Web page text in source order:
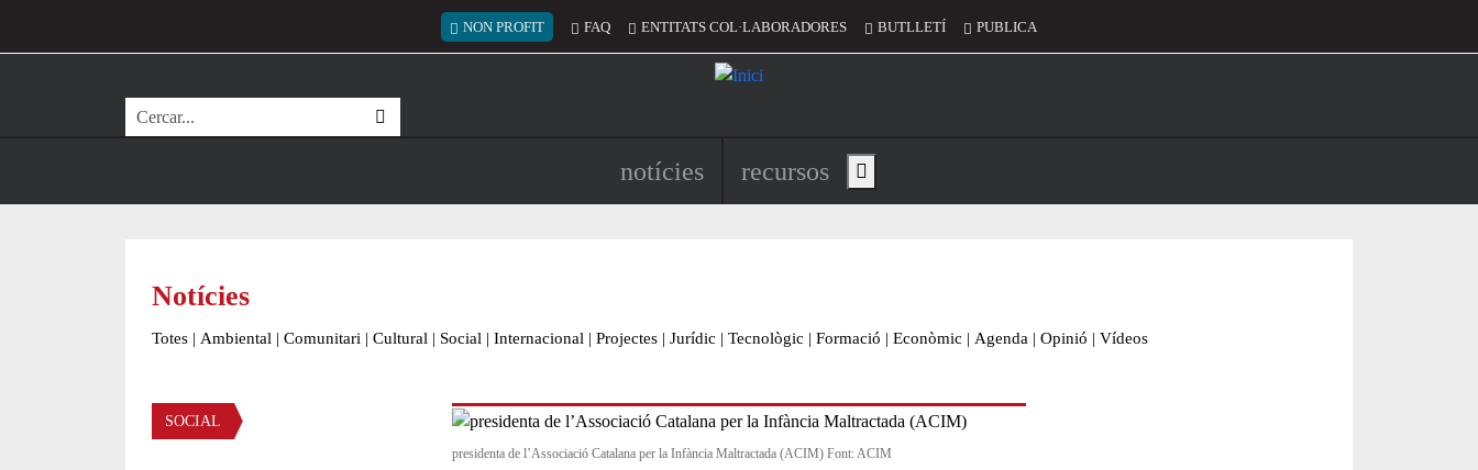
Menú del compte d'usuari
NON PROFIT FAQ ENTITATS COL·LABORADORES BUTLLETÍ PUBLICA
Cerca
Navegació principal de l'encapçalament
notícies recursos Show main menu
Notícies
Totes | Ambiental | Comunitari | Cultural | Social | Internacional | Projectes | Jurídic | Tecnològic | Formació | Econòmic | Agenda | Opinió | Vídeos
Àmbit de la notícia
SOCIAL
presidenta de l’Associació Catalana per la Infància Maltractada (ACIM) Font: ACIM